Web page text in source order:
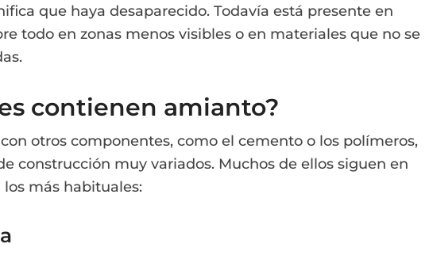
que haya desaparecido. Todavía está presente en
todo en zonas menos visibles o en materiales que no se
contienen amianto?
otros componentes, como el cemento o los polímeros,
construcción muy variados. Muchos de ellos siguen en
los más habituales: